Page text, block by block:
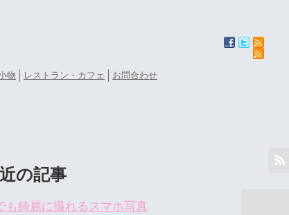
物 レストラン・カフェ お問合わせ
の記事
も綺麗に撮れるスマホ写真